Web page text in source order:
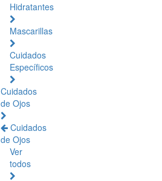
Hidratantes
Mascarillas
Cuidados
Específicos
Cuidados
de Ojos
Cuidados
de Ojos
Ver
todos